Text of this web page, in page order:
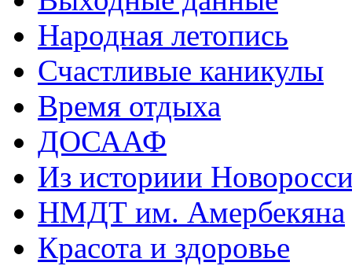
Народная летопись
Счастливые каникулы
Время отдыха
ДОСААФ
Из историии
НМДТ им. Амербекяна
Красота и здоровье